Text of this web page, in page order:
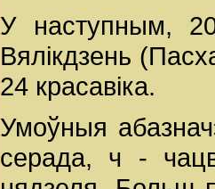
У наступным,
Вялікдзень
24 красавіка.
Умоўныя
серада, ч -